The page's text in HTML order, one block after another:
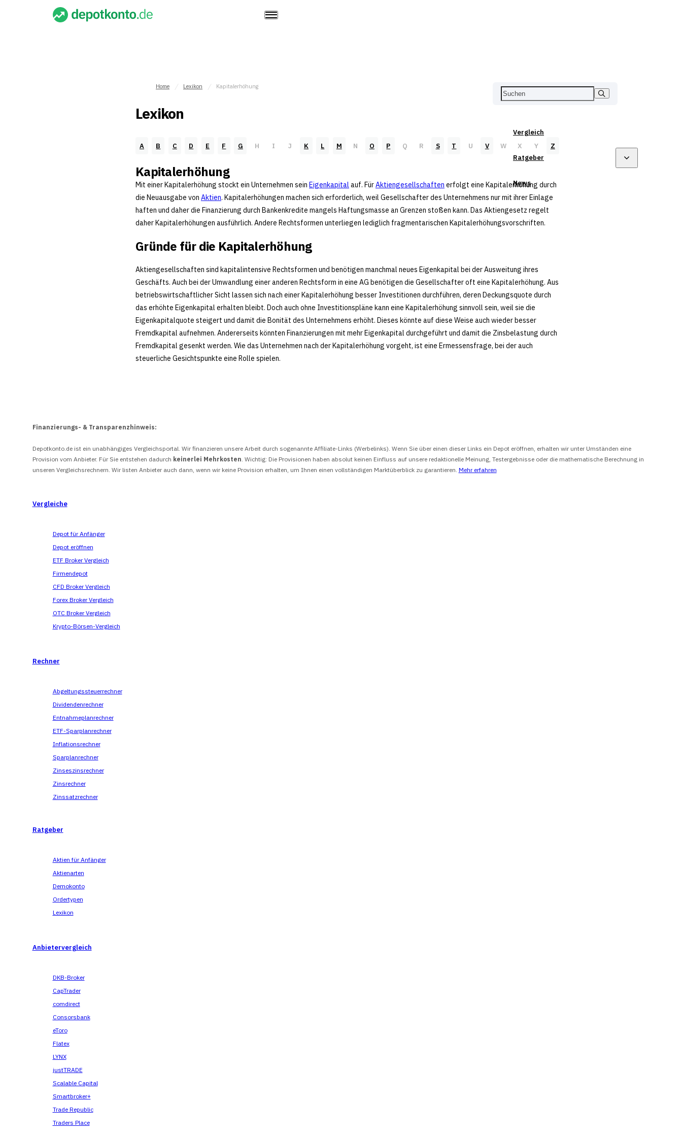
Vergleich
Ratgeber
News
Home Lexikon Kapitalerhöhung
Lexikon
A B C D E F G H I J K L M N O P Q R S T U V W X Y Z
Kapitalerhöhung
Mit einer Kapitalerhöhung stockt ein Unternehmen sein Eigenkapital auf. FürAktiengesellschaften erfolgt eine Kapitalerhöhung durch
die Neuausgabe von Aktien. Kapitalerhöhungen machen sich erforderlich, weil Gesellschafter des Unternehmens nur mit ihrer Einlage
haften und daher die Finanzierung durch Bankenkredite mangels Haftungsmasse an Grenzen stoßen kann. Das Aktiengesetz regelt
daher Kapitalerhöhungen ausführlich. Andere Rechtsformen unterliegen lediglich fragmentarischen Kapitalerhöhungsvorschriften.
Gründe für die Kapitalerhöhung
Aktiengesellschaften sind kapitalintensive Rechtsformen und benötigen manchmal neues Eigenkapital bei der Ausweitung ihres
Geschäfts. Auch bei der Umwandlung einer anderen Rechtsform in eine AG benötigen die Gesellschafter oft eine Kapitalerhöhung. Aus
betriebswirtschaftlicher Sicht lassen sich nach einer Kapitalerhöhung besser Investitionen durchführen, deren Deckungsquote durch
das erhöhte Eigenkapital erhalten bleibt. Doch auch ohne Investitionspläne kann eine Kapitalerhöhung sinnvoll sein, weil sie die
Eigenkapitalquote steigert und damit die Bonität des Unternehmens erhöht. Dieses könnte auf diese Weise auch wieder besser
Fremdkapital aufnehmen. Andererseits könnten Finanzierungen mit mehr Eigenkapital durchgeführt und damit die Zinsbelastung durch
Fremdkapital gesenkt werden. Wie das Unternehmen nach der Kapitalerhöhung vorgeht, ist eine Ermessensfrage, bei der auch
steuerliche Gesichtspunkte eine Rolle spielen.
Finanzierungs- & Transparenzhinweis:
Depotkonto.de ist ein unabhängiges Vergleichsportal. Wir finanzieren unsere Arbeit durch sogenannte Affiliate-Links (Werbelinks). Wenn Sie über einen dieser Links ein Depot eröffnen, erhalten wir unter Umständen eine
Provision vom Anbieter. Für Sie entstehen dadurch keinerlei Mehrkosten. Wichtig: Die Provisionen haben absolut keinen Einfluss auf unsere redaktionelle Meinung, Testergebnisse oder die mathematische Berechnung in
unseren Vergleichsrechnern. Wir listen Anbieter auch dann, wenn wir keine Provision erhalten, um Ihnen einen vollständigen Marktüberblick zu garantieren. Mehr erfahren
Vergleiche
Depot für Anfänger
Depot eröffnen
ETF Broker Vergleich
Firmendepot
CFD Broker Vergleich
Forex Broker Vergleich
OTC Broker Vergleich
Krypto-Börsen-Vergleich
Rechner
Abgeltungssteuerrechner
Dividendenrechner
Entnahmeplanrechner
ETF-Sparplanrechner
Inflationsrechner
Sparplanrechner
Zinseszinsrechner
Zinsrechner
Zinssatzrechner
Ratgeber
Aktien für Anfänger
Aktienarten
Demokonto
Ordertypen
Lexikon
Anbietervergleich
DKB-Broker
CapTrader
comdirect
Consorsbank
eToro
Flatex
LYNX
justTRADE
Scalable Capital
Smartbroker+
Trade Republic
Traders Place